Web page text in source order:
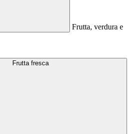
Frutta, verdura e
Frutta fresca